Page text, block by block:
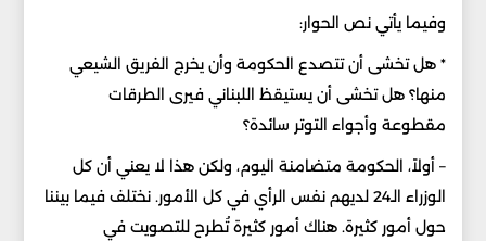
وفيما يأتي نص الحوار:
* هل تخشى أن تتصدع الحكومة وأن يخرج الفريق الشيعي
منها؟ هل تخشى أن يستيقظ اللبناني فيرى الطرقات
مقطوعة وأجواء التوتر سائدة؟
– أولاً، الحكومة متضامنة اليوم، ولكن هذا لا يعني أن كل
الوزراء الـ24 لديهم نفس الرأي في كل الأمور. نختلف فيما بيننا
حول أمور كثيرة. هناك أمور كثيرة تُطرح للتصويت في